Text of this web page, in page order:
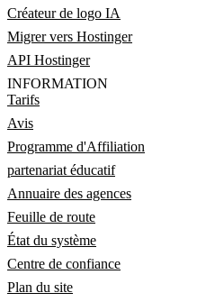
Créateur de logo IA
Migrer vers Hostinger
API Hostinger
INFORMATION
Tarifs
Avis
Programme d'Affiliation
partenariat éducatif
Annuaire des agences
Feuille de route
État du système
Centre de confiance
Plan du site